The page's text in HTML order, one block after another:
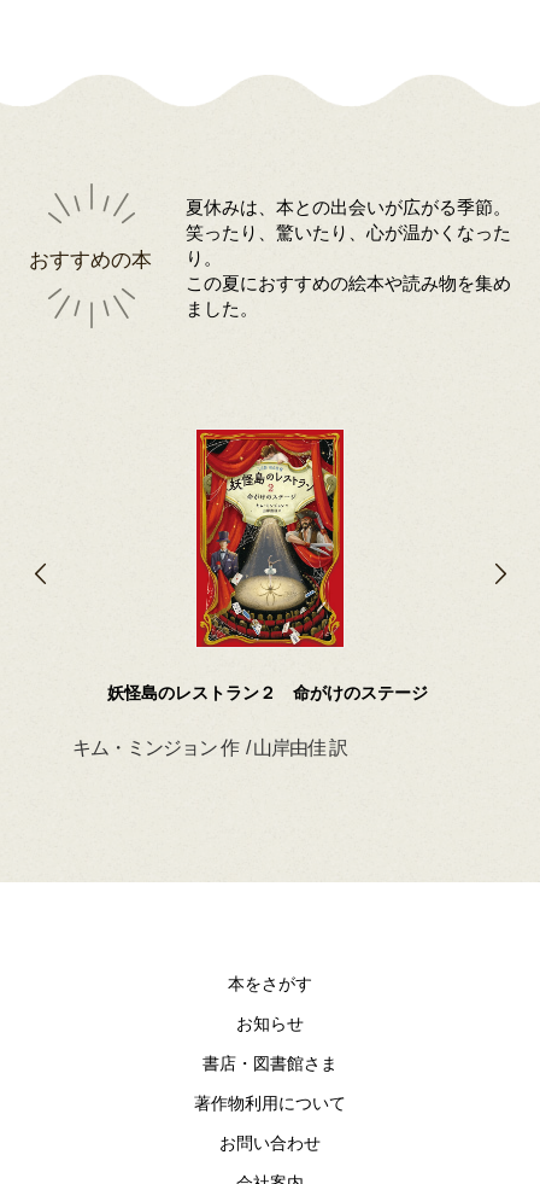
おすすめの本
夏休みは、本との出会いが広がる季節。
笑ったり、驚いたり、心が温かくなった
り。
この夏におすすめの絵本や読み物を集め
ました。
妖怪島のレストラン２ 命がけのステージ
キム・ミンジョン 作 / 山岸由佳 訳
本をさがす
お知らせ
書店・図書館さま
著作物利用について
お問い合わせ